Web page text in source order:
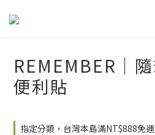
REMEMBER｜
便利貼
指定分類，台灣本島滿NT$888免運